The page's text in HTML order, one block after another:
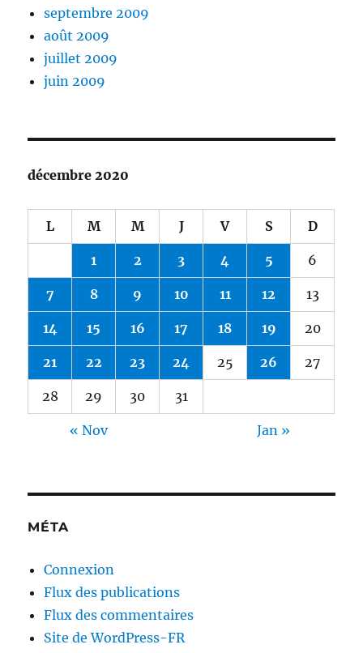
septembre 2009
août 2009
juillet 2009
juin 2009
décembre 2020
L M M J V S D
1 2 3 4 5 6
7 8 9 10 11 12 13
14 15 16 17 18 19 20
21 22 23 24 25 26 27
28 29 30 31
« Nov Jan »
MÉTA
Connexion
Flux des publications
Flux des commentaires
Site de WordPress-FR